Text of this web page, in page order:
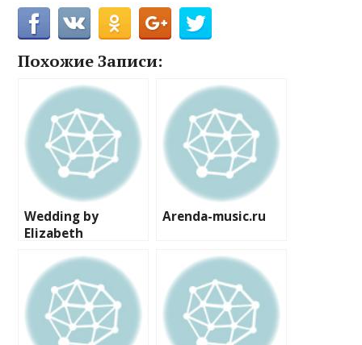
Похожие Записи:
Wedding by
Elizabeth
Arenda-music.ru